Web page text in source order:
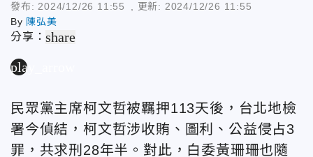
發布: 2024/12/26 11:55 , 更新: 2024/12/26 11:55
By 陳弘美
分享：share
play_arrow
民眾黨主席柯文哲被羈押113天後，台北地檢
署今偵結，柯文哲涉收賄、圖利、公益侵占3
罪，共求刑28年半。對此，白委黃珊珊也隨